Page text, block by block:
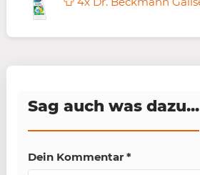
Sag auch was dazu...
Dein Kommentar *